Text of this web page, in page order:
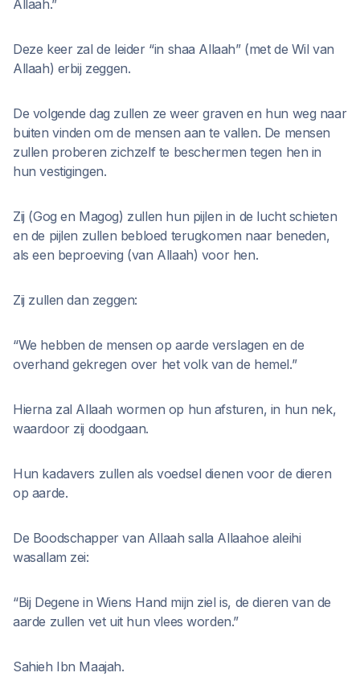
Allaah.”
Deze keer zal de leider “in shaa Allaah” (met de Wil van
Allaah) erbij zeggen.
De volgende dag zullen ze weer graven en hun weg naar
buiten vinden om de mensen aan te vallen. De mensen
zullen proberen zichzelf te beschermen tegen hen in
hun vestigingen.
Zij (Gog en Magog) zullen hun pijlen in de lucht schieten
en de pijlen zullen bebloed terugkomen naar beneden,
als een beproeving (van Allaah) voor hen.
Zij zullen dan zeggen:
“We hebben de mensen op aarde verslagen en de
overhand gekregen over het volk van de hemel.”
Hierna zal Allaah wormen op hun afsturen, in hun nek,
waardoor zij doodgaan.
Hun kadavers zullen als voedsel dienen voor de dieren
op aarde.
De Boodschapper van Allaah salla Allaahoe aleihi
wasallam zei:
“Bij Degene in Wiens Hand mijn ziel is, de dieren van de
aarde zullen vet uit hun vlees worden.”
Sahieh Ibn Maajah.